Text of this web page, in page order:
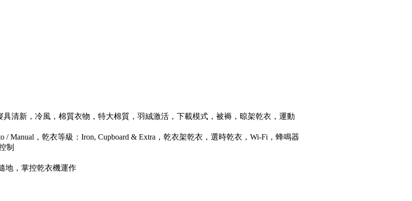
清新，冷風，棉質衣物，特大棉質，羽絨激活，下載模式，被褥，晾架乾衣，運動
/ Manual，乾衣等級：Iron, Cupboard & Extra，乾衣架乾衣，選時乾衣，Wi-Fi，蜂鳴器
制
地，掌控乾衣機運作